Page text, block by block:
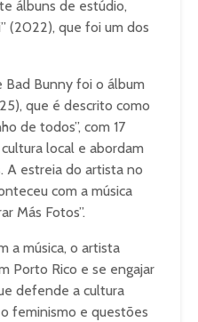
álbuns de estúdio,
(2022), que foi um dos
Bunny foi o álbum
que é descrito como
de todos”, com 17
local e abordam
A estreia do artista no
com a música
Más Fotos”.
a música, o artista
Porto Rico e se engajar
defende a cultura
feminismo e questões